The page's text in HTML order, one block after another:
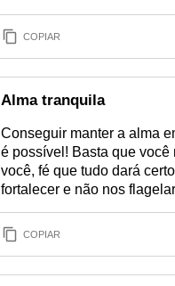
COPIAR
Alma tranquila
Conseguir manter a alma
é possível! Basta que você
você, fé que tudo dará
fortalecer e não nos
COPIAR